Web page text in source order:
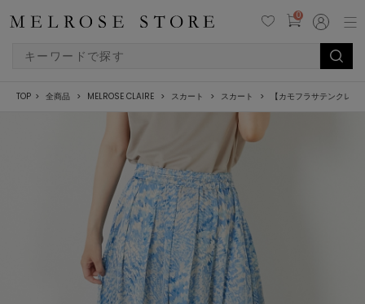
0
TOP 全商品 MELROSE CLAIRE スカート スカート 【カモフラサテンクレ